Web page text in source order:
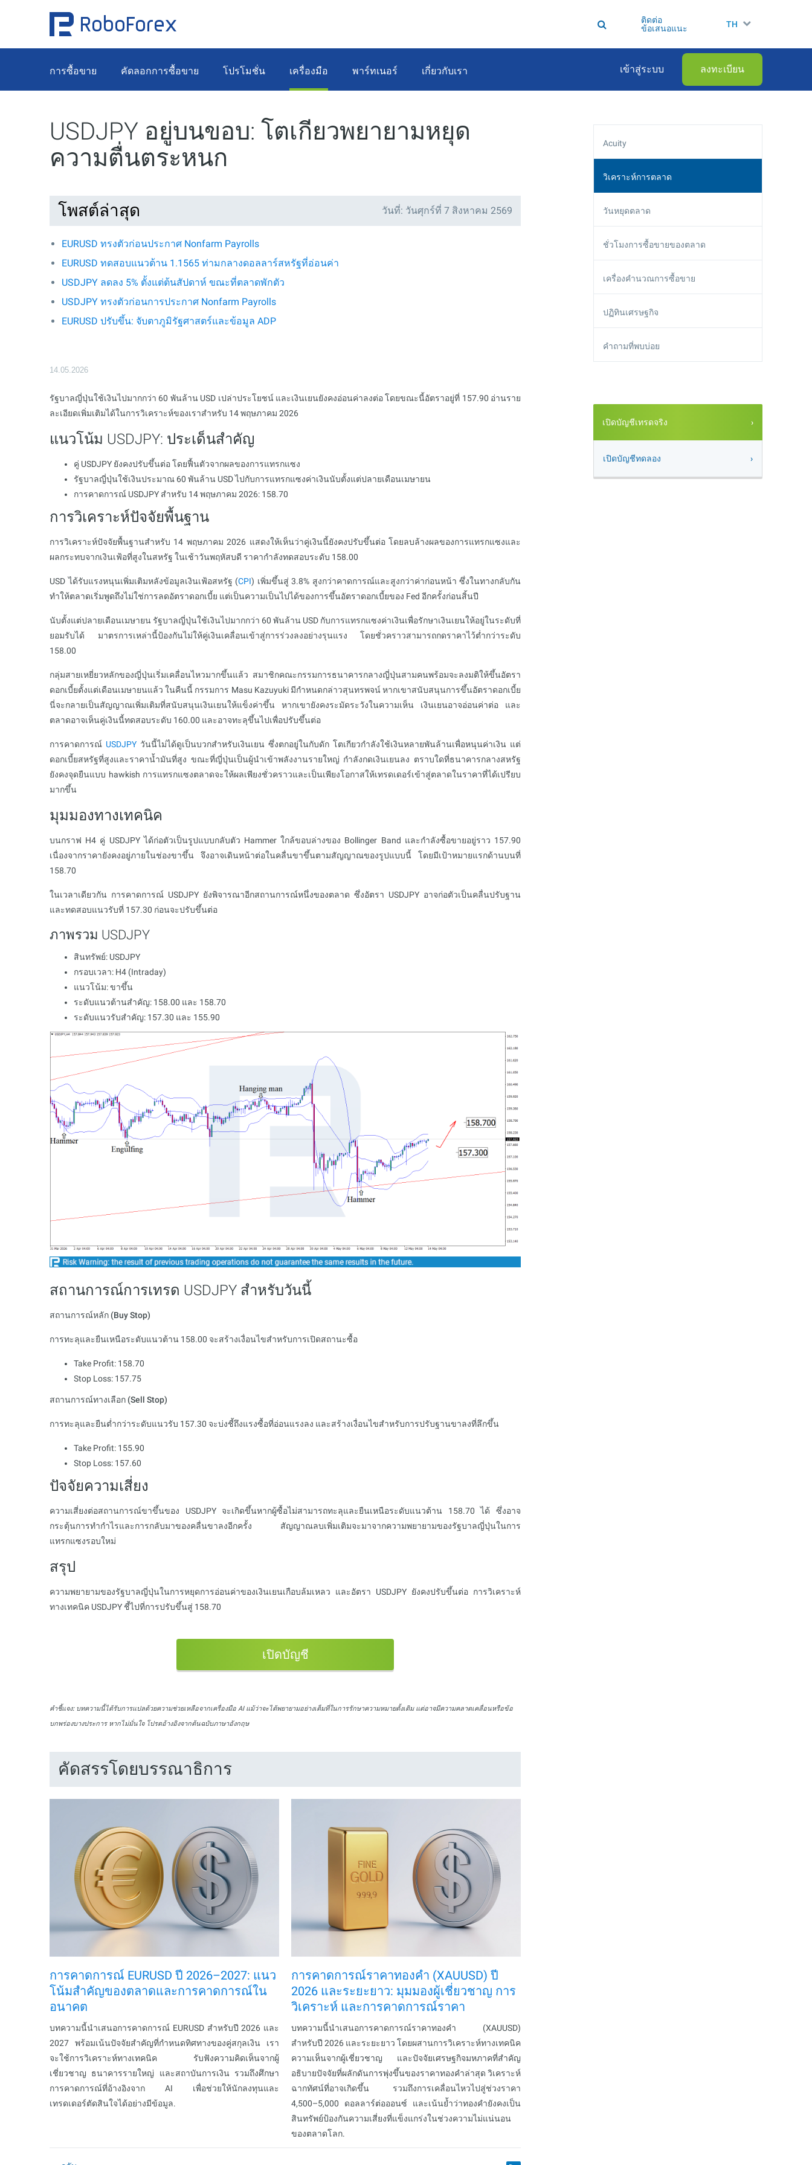
ติดต่อ
ข้อเสนอแนะ
TH
การซื้อขาย คัดลอกการซื้อขาย โปรโมชั่น เครื่องมือ พาร์ทเนอร์ เกี่ยวกับเรา เข้าสู่ระบบ ลงทะเบียน
USDJPY อยู่บนขอบ: โตเกียวพยายามหยุด
ความตื่นตระหนก
โพสต์ล่าสุด วันที่: วันศุกร์ที่ 7 สิงหาคม 2569
EURUSD ทรงตัวก่อนประกาศ Nonfarm Payrolls
EURUSD ทดสอบแนวต้าน 1.1565 ท่ามกลางดอลลาร์สหรัฐที่อ่อนค่า
USDJPY ลดลง 5% ตั้งแต่ต้นสัปดาห์ ขณะที่ตลาดพักตัว
USDJPY ทรงตัวก่อนการประกาศ Nonfarm Payrolls
EURUSD ปรับขึ้น: จับตาภูมิรัฐศาสตร์และข้อมูล ADP
14.05.2026
รัฐบาลญี่ปุ่นใช้เงินไปมากกว่า 60 พันล้าน USD เปล่าประโยชน์ และเงินเยนยังคงอ่อนค่าลงต่อ โดยขณะนี้อัตราอยู่ที่ 157.90 อ่านราย
ละเอียดเพิ่มเติมได้ในการวิเคราะห์ของเราสำหรับ 14 พฤษภาคม 2026
แนวโน้ม USDJPY: ประเด็นสำคัญ
คู่ USDJPY ยังคงปรับขึ้นต่อ โดยฟื้นตัวจากผลของการแทรกแซง
รัฐบาลญี่ปุ่นใช้เงินประมาณ 60 พันล้าน USD ไปกับการแทรกแซงค่าเงินนับตั้งแต่ปลายเดือนเมษายน
การคาดการณ์ USDJPY สำหรับ 14 พฤษภาคม 2026: 158.70
การวิเคราะห์ปัจจัยพื้นฐาน
การวิเคราะห์ปัจจัยพื้นฐานสำหรับ 14 พฤษภาคม 2026 แสดงให้เห็นว่าคู่เงินนี้ยังคงปรับขึ้นต่อ โดยลบล้างผลของการแทรกแซงและ
ผลกระทบจากเงินเฟ้อที่สูงในสหรัฐ ในเช้าวันพฤหัสบดี ราคากำลังทดสอบระดับ 158.00
USD ได้รับแรงหนุนเพิ่มเติมหลังข้อมูลเงินเฟ้อสหรัฐ (CPI) เพิ่มขึ้นสู่ 3.8% สูงกว่าคาดการณ์และสูงกว่าค่าก่อนหน้า ซึ่งในทางกลับกัน
ทำให้ตลาดเริ่มพูดถึงไม่ใช่การลดอัตราดอกเบี้ย แต่เป็นความเป็นไปได้ของการขึ้นอัตราดอกเบี้ยของ Fed อีกครั้งก่อนสิ้นปี
นับตั้งแต่ปลายเดือนเมษายน รัฐบาลญี่ปุ่นใช้เงินไปมากกว่า 60 พันล้าน USD กับการแทรกแซงค่าเงินเพื่อรักษาเงินเยนให้อยู่ในระดับที่
ยอมรับได้ มาตรการเหล่านี้ป้องกันไม่ให้คู่เงินเคลื่อนเข้าสู่การร่วงลงอย่างรุนแรง โดยชั่วคราวสามารถกดราคาไว้ต่ำกว่าระดับ
158.00
กลุ่มสายเหยี่ยวหลักของญี่ปุ่นเริ่มเคลื่อนไหวมากขึ้นแล้ว สมาชิกคณะกรรมการธนาคารกลางญี่ปุ่นสามคนพร้อมจะลงมติให้ขึ้นอัตรา
ดอกเบี้ยตั้งแต่เดือนเมษายนแล้ว ในคืนนี้ กรรมการ Masu Kazuyuki มีกำหนดกล่าวสุนทรพจน์ หากเขาสนับสนุนการขึ้นอัตราดอกเบี้ย
นี่จะกลายเป็นสัญญาณเพิ่มเติมที่สนับสนุนเงินเยนให้แข็งค่าขึ้น หากเขายังคงระมัดระวังในความเห็น เงินเยนอาจอ่อนค่าต่อ และ
ตลาดอาจเห็นคู่เงินนี้ทดสอบระดับ 160.00 และอาจทะลุขึ้นไปเพื่อปรับขึ้นต่อ
การคาดการณ์ USDJPY วันนี้ไม่ได้ดูเป็นบวกสำหรับเงินเยน ซึ่งตกอยู่ในกับดัก โตเกียวกำลังใช้เงินหลายพันล้านเพื่อหนุนค่าเงิน แต่
ดอกเบี้ยสหรัฐที่สูงและราคาน้ำมันที่สูง ขณะที่ญี่ปุ่นเป็นผู้นำเข้าพลังงานรายใหญ่ กำลังกดเงินเยนลง ตราบใดที่ธนาคารกลางสหรัฐ
ยังคงจุดยืนแบบ hawkish การแทรกแซงตลาดจะให้ผลเพียงชั่วคราวและเป็นเพียงโอกาสให้เทรดเดอร์เข้าสู่ตลาดในราคาที่ได้เปรียบ
มากขึ้น
มุมมองทางเทคนิค
บนกราฟ H4 คู่ USDJPY ได้ก่อตัวเป็นรูปแบบกลับตัว Hammer ใกล้ขอบล่างของ Bollinger Band และกำลังซื้อขายอยู่ราว 157.90
เนื่องจากราคายังคงอยู่ภายในช่องขาขึ้น จึงอาจเดินหน้าต่อในคลื่นขาขึ้นตามสัญญาณของรูปแบบนี้ โดยมีเป้าหมายแรกด้านบนที่
158.70
ในเวลาเดียวกัน การคาดการณ์ USDJPY ยังพิจารณาอีกสถานการณ์หนึ่งของตลาด ซึ่งอัตรา USDJPY อาจก่อตัวเป็นคลื่นปรับฐาน
และทดสอบแนวรับที่ 157.30 ก่อนจะปรับขึ้นต่อ
ภาพรวม USDJPY
สินทรัพย์: USDJPY
กรอบเวลา: H4 (Intraday)
แนวโน้ม: ขาขึ้น
ระดับแนวต้านสำคัญ: 158.00 และ 158.70
ระดับแนวรับสำคัญ: 157.30 และ 155.90
สถานการณ์การเทรด USDJPY สำหรับวันนี้
สถานการณ์หลัก (Buy Stop)
การทะลุและยืนเหนือระดับแนวต้าน 158.00 จะสร้างเงื่อนไขสำหรับการเปิดสถานะซื้อ
Take Profit: 158.70
Stop Loss: 157.75
สถานการณ์ทางเลือก (Sell Stop)
การทะลุและยืนต่ำกว่าระดับแนวรับ 157.30 จะบ่งชี้ถึงแรงซื้อที่อ่อนแรงลง และสร้างเงื่อนไขสำหรับการปรับฐานขาลงที่ลึกขึ้น
Take Profit: 155.90
Stop Loss: 157.60
ปัจจัยความเสี่ยง
ความเสี่ยงต่อสถานการณ์ขาขึ้นของ USDJPY จะเกิดขึ้นหากผู้ซื้อไม่สามารถทะลุและยืนเหนือระดับแนวต้าน 158.70 ได้ ซึ่งอาจ
กระตุ้นการทำกำไรและการกลับมาของคลื่นขาลงอีกครั้ง สัญญาณลบเพิ่มเติมจะมาจากความพยายามของรัฐบาลญี่ปุ่นในการ
แทรกแซงรอบใหม่
สรุป
ความพยายามของรัฐบาลญี่ปุ่นในการหยุดการอ่อนค่าของเงินเยนเกือบล้มเหลว และอัตรา USDJPY ยังคงปรับขึ้นต่อ การวิเคราะห์
ทางเทคนิค USDJPY ชี้ไปที่การปรับขึ้นสู่ 158.70
เปิดบัญชี
คำชี้แจง:บทความนี้ได้รับการแปลด้วยความช่วยเหลือจากเครื่องมือ AI แม้ว่าจะได้พยายามอย่างเต็มที่ในการรักษาความหมายดั้งเดิม แต่อาจมีความคลาดเคลื่อนหรือข้อ
บกพร่องบางประการ หากไม่มั่นใจ โปรดอ้างอิงจากต้นฉบับภาษาอังกฤษ
คัดสรรโดยบรรณาธิการ
การคาดการณ์ EURUSD ปี 2026–2027: แนว
โน้มสำคัญของตลาดและการคาดการณ์ใน
อนาคต
บทความนี้นำเสนอการคาดการณ์ EURUSD สำหรับปี 2026 และ
2027 พร้อมเน้นปัจจัยสำคัญที่กำหนดทิศทางของคู่สกุลเงิน เรา
จะใช้การวิเคราะห์ทางเทคนิค รับฟังความคิดเห็นจากผู้
เชี่ยวชาญ ธนาคารรายใหญ่ และสถาบันการเงิน รวมถึงศึกษา
การคาดการณ์ที่อ้างอิงจาก AI เพื่อช่วยให้นักลงทุนและ
เทรดเดอร์ตัดสินใจได้อย่างมีข้อมูล.
การคาดการณ์ราคาทองคำ (XAUUSD) ปี
2026 และระยะยาว: มุมมองผู้เชี่ยวชาญ การ
วิเคราะห์ และการคาดการณ์ราคา
บทความนี้นำเสนอการคาดการณ์ราคาทองคำ (XAUUSD)
สำหรับปี 2026 และระยะยาว โดยผสานการวิเคราะห์ทางเทคนิค
ความเห็นจากผู้เชี่ยวชาญ และปัจจัยเศรษฐกิจมหภาคที่สำคัญ
อธิบายปัจจัยที่ผลักดันการพุ่งขึ้นของราคาทองคำล่าสุด วิเคราะห์
ฉากทัศน์ที่อาจเกิดขึ้น รวมถึงการเคลื่อนไหวไปสู่ช่วงราคา
4,500–5,000 ดอลลาร์ต่อออนซ์ และเน้นย้ำว่าทองคำยังคงเป็น
สินทรัพย์ป้องกันความเสี่ยงที่แข็งแกร่งในช่วงความไม่แน่นอน
ของตลาดโลก.
Acuity
วิเคราะห์การตลาด
วันหยุดตลาด
ชั่วโมงการซื้อขายของตลาด
เครื่องคำนวณการซื้อขาย
ปฏิทินเศรษฐกิจ
คำถามที่พบบ่อย
เปิดบัญชีเทรดจริง
เปิดบัญชีทดลอง